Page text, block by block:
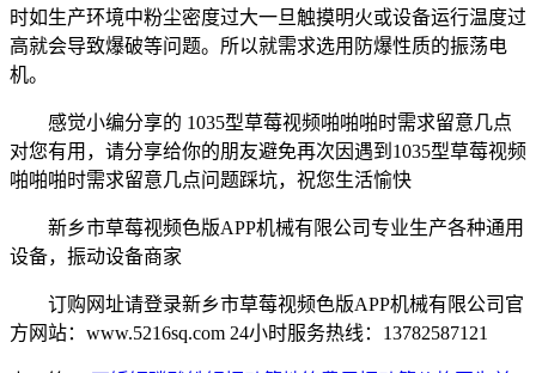
时如生产环境中粉尘密度过大一旦触摸明火或设备运行温度过
高就会导致爆破等问题。所以就需求选用防爆性质的振荡电
机。
感觉小编分享的 1035型草莓视频啪啪啪时需求留意几点
对您有用，请分享给你的朋友避免再次因遇到1035型草莓视频
啪啪啪时需求留意几点问题踩坑，祝您生活愉快
新乡市草莓视频色版APP机械有限公司专业生产各种通用
设备，振动设备商家
订购网址请登录新乡市草莓视频色版APP机械有限公司官
方网站：www.5216sq.com 24小时服务热线：13782587121